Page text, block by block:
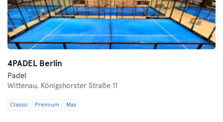
4PADEL Berlin
Padel
Wittenau, Königshorster Straße 11
Classic Premium Max